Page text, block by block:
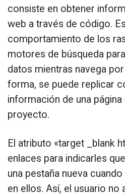
consiste en obtener
web a través de código.
comportamiento de los
motores de búsqueda
datos mientras navega
forma, se puede replicar
información de una página
proyecto.
El atributo «target _blank
enlaces para indicarles
una pestaña nueva
en ellos. Así, el usuario no